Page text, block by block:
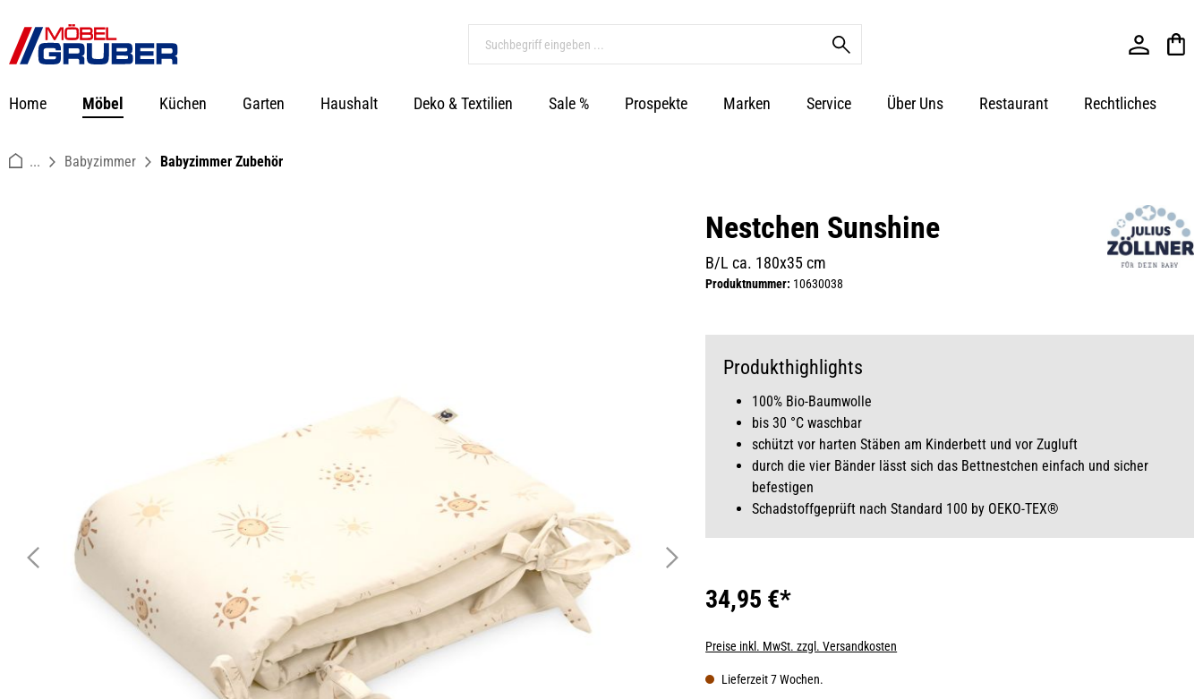
Zur Hauptnavigation springen
Home Möbel Küchen Garten Haushalt Deko & Textilien Sale % Prospekte Marken Service Über Uns Restaurant Rechtliches
... Babyzimmer Babyzimmer Zubehör
Nestchen Sunshine
B/L ca. 180x35 cm
Produktnummer: 10630038
Produkthighlights
100% Bio-Baumwolle
bis 30 °C waschbar
schützt vor harten Stäben am Kinderbett und vor Zugluft
durch die vier Bänder lässt sich das Bettnestchen einfach und sicher
befestigen
Schadstoffgeprüft nach Standard 100 by OEKO-TEX®
34,95 €*
Preise inkl. MwSt. zzgl. Versandkosten
Lieferzeit 7 Wochen.